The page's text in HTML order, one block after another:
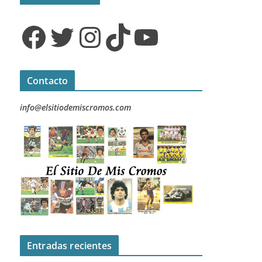
Facebook Twitter InstagramTikTok YouTube
Contacto
info@elsitiodemiscromos.com
Entradas recientes